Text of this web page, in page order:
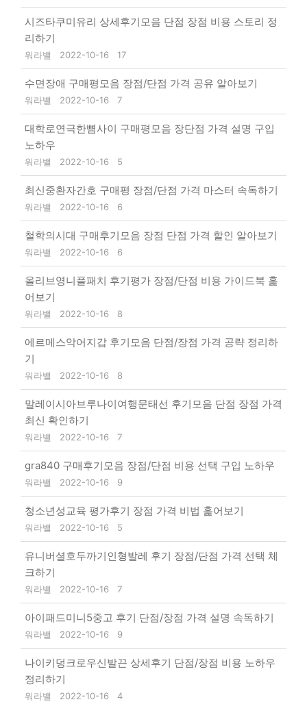
시즈타쿠미유리 상세후기모음 단점 장점 비용 스토리 정
리하기
워라밸 2022-10-16 17
수면장애 구매평모음 장점/단점 가격 공유 알아보기
워라밸 2022-10-16 7
대학로연극한뼘사이 구매평모음 장단점 가격 설명 구입
노하우
워라밸 2022-10-16 5
최신중환자간호 구매평 장점/단점 가격 마스터 속독하기
워라밸 2022-10-16 6
철학의시대 구매후기모음 장점 단점 가격 할인 알아보기
워라밸 2022-10-16 6
올리브영니플패치 후기평가 장점/단점 비용 가이드북 훑
어보기
워라밸 2022-10-16 8
에르메스악어지갑 후기모음 단점/장점 가격 공략 정리하
기
워라밸 2022-10-16 8
말레이시아브루나이여행문태선 후기모음 단점 장점 가격
최신 확인하기
워라밸 2022-10-16 7
gra840 구매후기모음 장점/단점 비용 선택 구입 노하우
워라밸 2022-10-16 9
청소년성교육 평가후기 장점 가격 비법 훑어보기
워라밸 2022-10-16 5
유니버셜호두까기인형발레 후기 장점/단점 가격 선택 체
크하기
워라밸 2022-10-16 7
아이패드미니5중고 후기 단점/장점 가격 설명 속독하기
워라밸 2022-10-16 9
나이키덩크로우신발끈 상세후기 단점/장점 비용 노하우
정리하기
워라밸 2022-10-16 4